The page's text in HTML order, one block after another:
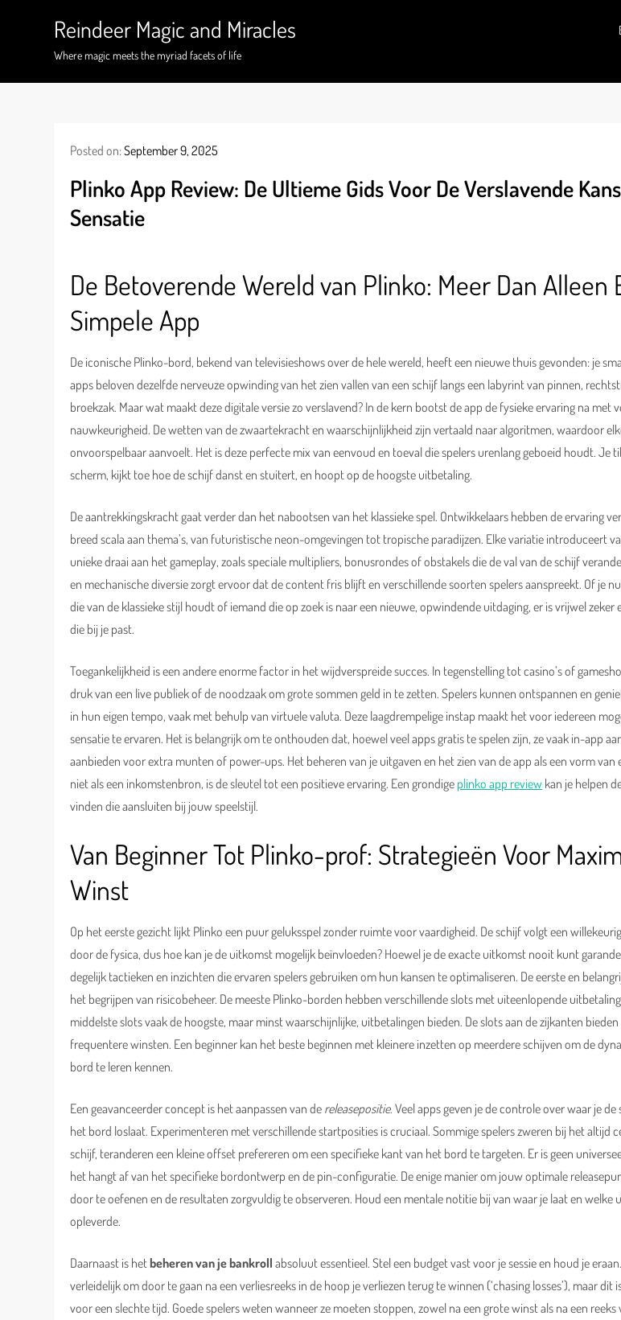
Reindeer Magic and Miracles
Where magic meets the myriad facets of life
Posted on:September 9, 2025
Plinko App Review: De Ultieme Gids Voor De Verslavende
Sensatie
De Betoverende Wereld van Plinko: Meer Dan Alleen
Simpele App
De iconische Plinko-bord, bekend van televisieshows over de hele wereld, heeft een nieuwe thuis gevonden: je
apps beloven dezelfde nerveuze opwinding van het zien vallen van een schijf langs een labyrint van pinnen,
broekzak. Maar wat maakt deze digitale versie zo verslavend? In de kern bootst de app de fysieke ervaring na met
nauwkeurigheid. De wetten van de zwaartekracht en waarschijnlijkheid zijn vertaald naar algoritmen, waardoor
onvoorspelbaar aanvoelt. Het is deze perfecte mix van eenvoud en toeval die spelers urenlang geboeid houdt. Je
scherm, kijkt toe hoe de schijf danst en stuitert, en hoopt op de hoogste uitbetaling.
De aantrekkingskracht gaat verder dan het nabootsen van het klassieke spel. Ontwikkelaars hebben de ervaring
breed scala aan thema’s, van futuristische neon-omgevingen tot tropische paradijzen. Elke variatie introduceert
unieke draai aan het gameplay, zoals speciale multipliers, bonusrondes of obstakels die de val van de schijf
en mechanische diversie zorgt ervoor dat de content fris blijft en verschillende soorten spelers aanspreekt. Of je
die van de klassieke stijl houdt of iemand die op zoek is naar een nieuwe, opwindende uitdaging, er is vrijwel zeker
die bij je past.
Toegankelijkheid is een andere enorme factor in het wijdverspreide succes. In tegenstelling tot casino’s of
druk van een live publiek of de noodzaak om grote sommen geld in te zetten. Spelers kunnen ontspannen en
in hun eigen tempo, vaak met behulp van virtuele valuta. Deze laagdrempelige instap maakt het voor iedereen
sensatie te ervaren. Het is belangrijk om te onthouden dat, hoewel veel apps gratis te spelen zijn, ze vaak in-app
aanbieden voor extra munten of power-ups. Het beheren van je uitgaven en het zien van de app als een vorm
niet als een inkomstenbron, is de sleutel tot een positieve ervaring. Een grondige plinko app review kan je helpen
vinden die aansluiten bij jouw speelstijl.
Van Beginner Tot Plinko-prof: Strategieën Voor
Winst
Op het eerste gezicht lijkt Plinko een puur geluksspel zonder ruimte voor vaardigheid. De schijf volgt een
door de fysica, dus hoe kan je de uitkomst mogelijk beïnvloeden? Hoewel je de exacte uitkomst nooit kunt
degelijk tactieken en inzichten die ervaren spelers gebruiken om hun kansen te optimaliseren. De eerste en
het begrijpen van risicobeheer. De meeste Plinko-borden hebben verschillende slots met uiteenlopende
middelste slots vaak de hoogste, maar minst waarschijnlijke, uitbetalingen bieden. De slots aan de zijkanten bieden
frequentere winsten. Een beginner kan het beste beginnen met kleinere inzetten op meerdere schijven om de
bord te leren kennen.
Een geavanceerder concept is het aanpassen van de releasepositie. Veel apps geven je de controle over waar je
het bord loslaat. Experimenteren met verschillende startposities is cruciaal. Sommige spelers zweren bij het altijd
schijf, teranderen een kleine offset prefereren om een specifieke kant van het bord te targeten. Er is geen
het hangt af van het specifieke bordontwerp en de pin-configuratie. De enige manier om jouw optimale
door te oefenen en de resultaten zorgvuldig te observeren. Houd een mentale notitie bij van waar je laat en welke
opleverde.
Daarnaast is hetbeheren van je bankroll absoluut essentieel. Stel een budget vast voor je sessie en houd je
verleidelijk om door te gaan na een verliesreeks in de hoop je verliezen terug te winnen (‘chasing losses’), maar dit
voor een slechte tijd. Goede spelers weten wanneer ze moeten stoppen, zowel na een grote winst als na een reeks